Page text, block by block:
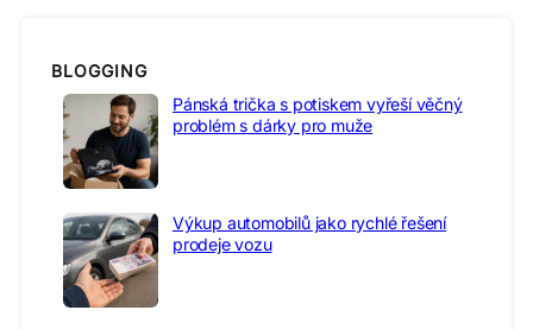
BLOGGING
Pánská trička s potiskem vyřeší věčný
problém s dárky pro muže
Výkup automobilů jako rychlé řešení
prodeje vozu